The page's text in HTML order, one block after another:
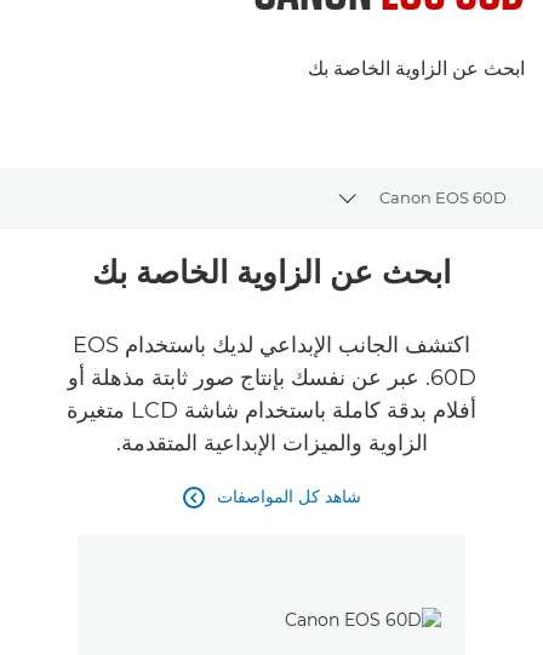
ابحث عن الزاوية الخاصة بك
Canon EOS 60D
Toggle breadcrumbs
نظرة عامةابحث عن الزاوية الخاصة بك
اكتشف الجانب الإبداعي لديك باستخدام EOS
60D. عبر عن نفسك بإنتاج صور ثابتة مذهلة أو
أفلام بدقة كاملة باستخدام شاشة LCD متغيرة
الزاوية والميزات الإبداعية المتقدمة.
شاهد كل المواصفات 